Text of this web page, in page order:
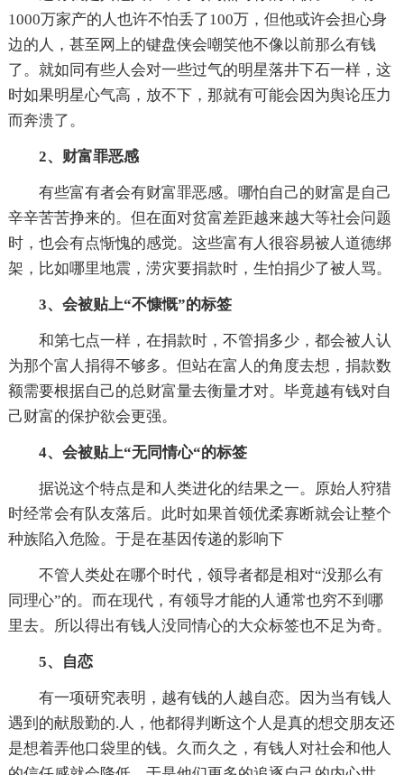
1000万家产的人也许不怕丢了100万，但他或许会担心身
边的人，甚至网上的键盘侠会嘲笑他不像以前那么有钱
了。就如同有些人会对一些过气的明星落井下石一样，这
时如果明星心气高，放不下，那就有可能会因为舆论压力
而奔溃了。
2、财富罪恶感
有些富有者会有财富罪恶感。哪怕自己的财富是自己
辛辛苦苦挣来的。但在面对贫富差距越来越大等社会问题
时，也会有点惭愧的感觉。这些富有人很容易被人道德绑
架，比如哪里地震，涝灾要捐款时，生怕捐少了被人骂。
3、会被贴上“不慷慨”的标签
和第七点一样，在捐款时，不管捐多少，都会被人认
为那个富人捐得不够多。但站在富人的角度去想，捐款数
额需要根据自己的总财富量去衡量才对。毕竟越有钱对自
己财富的保护欲会更强。
4、会被贴上“无同情心“的标签
据说这个特点是和人类进化的结果之一。原始人狩猎
时经常会有队友落后。此时如果首领优柔寡断就会让整个
种族陷入危险。于是在基因传递的影响下
不管人类处在哪个时代，领导者都是相对“没那么有
同理心”的。而在现代，有领导才能的人通常也穷不到哪
里去。所以得出有钱人没同情心的大众标签也不足为奇。
5、自恋
有一项研究表明，越有钱的人越自恋。因为当有钱人
遇到的献殷勤的.人，他都得判断这个人是真的想交朋友还
是想着弄他口袋里的钱。久而久之，有钱人对社会和他人